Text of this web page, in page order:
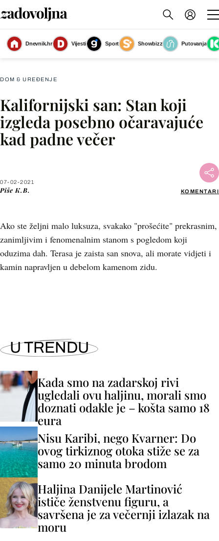
Dnevnik.hr Vijesti Sport Showbizz
Putovanja
Slika nije dostupna
DOM & UREĐENJE
Kalifornijski san: Stan koji
izgleda posebno očaravajuće
kad padne večer
07-02-2021
Piše K.B. KOMENTARI
Ako ste željni malo luksuza, svakako "prošećite" prekrasnim,
zanimljivim i fenomenalnim stanom s pogledom koji
oduzima dah. Terasa je zaista san snova, ali morate vidjeti i
kamin napravljen u debelom kamenom zidu.
Facebook
X
U TRENDU
Kada smo na zadarskoj rivi
ugledali ovu haljinu, morali smo
doznati odakle je – košta samo 18
eura
Nisu Karibi, nego Kvarner: Do
ovog tirkiznog otoka stiže se za
samo 20 minuta brodom
Haljina Danijele Martinović
ističe ženstvenu figuru, a
savršena je za večernji izlazak na
moru